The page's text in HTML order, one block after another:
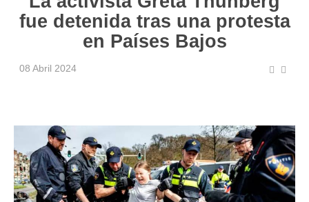
fue detenida tras una protesta
en Países Bajos
08 Abril 2024